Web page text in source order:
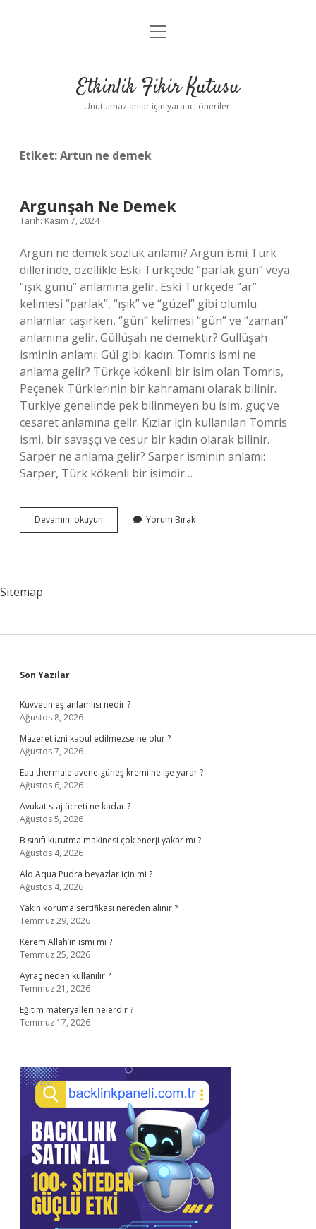
Anasayfa
Yasal Uyarı
menüyü
Etkinlik Fikir Kutusu
Unutulmaz anlar için yaratıcı öneriler!
Etiket:Artun ne demek
Argunşah Ne Demek
Tarih: Kasım 7, 2024
Argun ne demek sözlük anlamı? Argün ismi Türk
dillerinde, özellikle Eski Türkçede “parlak gün” veya
“ışık günü” anlamına gelir. Eski Türkçede “ar”
kelimesi “parlak”, “ışık” ve “güzel” gibi olumlu
anlamlar taşırken, “gün” kelimesi “gün” ve “zaman”
anlamına gelir. Güllüşah ne demektir? Güllüşah
isminin anlamı: Gül gibi kadın. Tomris ismi ne
anlama gelir? Türkçe kökenli bir isim olan Tomris,
Peçenek Türklerinin bir kahramanı olarak bilinir.
Türkiye genelinde pek bilinmeyen bu isim, güç ve
cesaret anlamına gelir. Kızlar için kullanılan Tomris
ismi, bir savaşçı ve cesur bir kadın olarak bilinir.
Sarper ne anlama gelir? Sarper isminin anlamı:
Sarper, Türk kökenli bir isimdir…
Devamını okuyun Argunşah
Ne
Yorum Bırak
Sitemap
Sidebar
Son Yazılar
Kuvvetin eş anlamlısı nedir ?
Ağustos 8, 2026
Mazeret izni kabul edilmezse ne olur ?
Ağustos 7, 2026
Eau thermale avene güneş kremi ne işe yarar ?
Ağustos 6, 2026
Avukat staj ücreti ne kadar ?
Ağustos 5, 2026
B sınıfı kurutma makinesi çok enerji yakar mı ?
Ağustos 4, 2026
Alo Aqua Pudra beyazlar için mi ?
Ağustos 4, 2026
Yakın koruma sertifikası nereden alınır ?
Temmuz 29, 2026
Kerem Allah’ın ismi mi ?
Temmuz 25, 2026
Ayraç neden kullanılır ?
Temmuz 21, 2026
Eğitim materyalleri nelerdir ?
Temmuz 17, 2026